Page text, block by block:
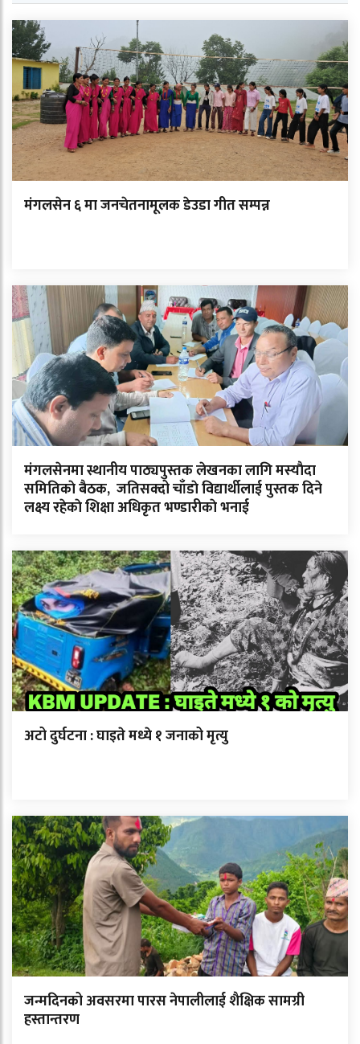
मंगलसेन ६ मा जनचेतनामूलक डेउडा गीत सम्पन्न
मंगलसेनमा स्थानीय पाठ्यपुस्तक लेखनका लागि मस्याैदा
समितिकाे बैठक, जतिसक्दो चाँडाे विद्यार्थीलाई पुस्तक दिने
लक्ष्य रहेकाे शिक्षा अधिकृत भण्डारीकाे भनाई
अटो दुर्घटना : घाइते मध्ये १ जनाको मृत्यु
जन्मदिनको अवसरमा पारस नेपालीलाई शैक्षिक सामग्री
हस्तान्तरण